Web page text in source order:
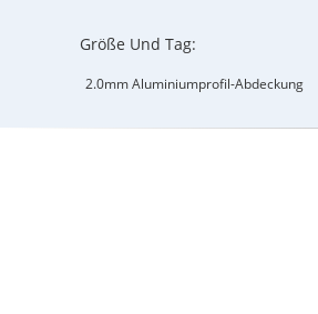
Größe Und Tag:
2.0mm Aluminiumprofil-Abdeckung